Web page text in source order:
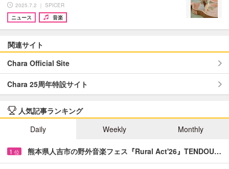
2025.7.2 ｜ SPICER
ニュース
音楽
関連サイト
Chara Official Site
Chara 25周年特設サイト
人気記事ランキング
Daily
Weekly Monthly
1 位 熊本県人吉市の野外音楽フェス『Rural Act'26』TENDOU…